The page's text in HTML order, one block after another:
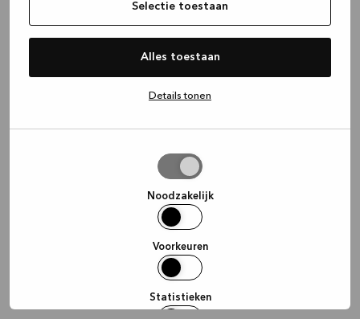
Selectie toestaan
Alles toestaan
Details tonen
Noodzakelijk
Voorkeuren
Statistieken